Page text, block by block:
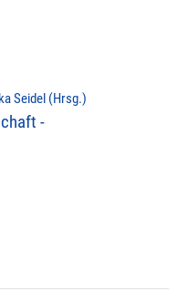
Seidel (Hrsg.)
-